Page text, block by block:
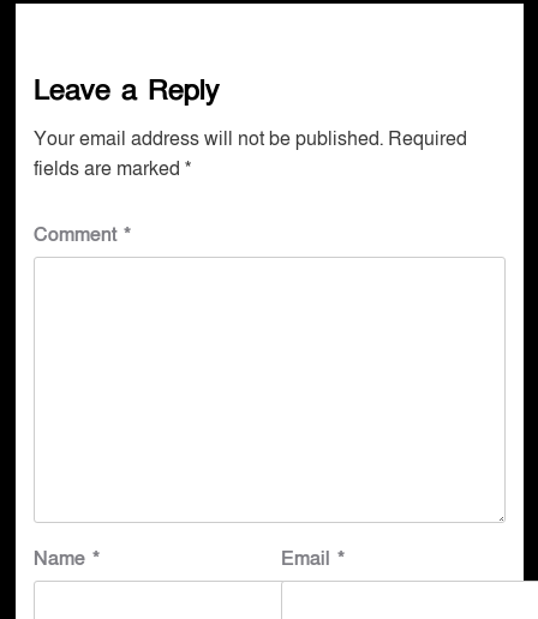
Leave a Reply
Your email address will not be published. Required
fields are marked *
Comment *
Name * Email *